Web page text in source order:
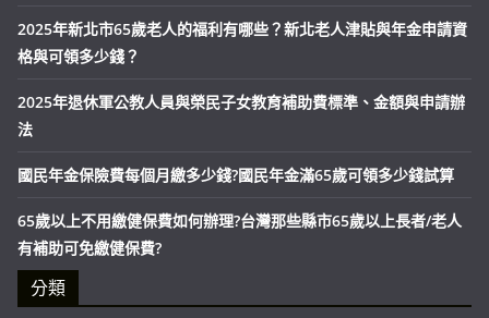
2025年新北市65歲老人的福利有哪些？新北老人津貼與年金申請資
格與可領多少錢？
2025年退休軍公教人員與榮民子女教育補助費標準、金額與申請辦
法
國民年金保險費每個月繳多少錢?國民年金滿65歲可領多少錢試算
65歲以上不用繳健保費如何辦理?台灣那些縣市65歲以上長者/老人
有補助可免繳健保費?
分類